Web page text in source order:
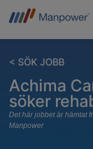
< SÖK JOBB
Achima
söker
Det här jobbet är hämtat
Manpower